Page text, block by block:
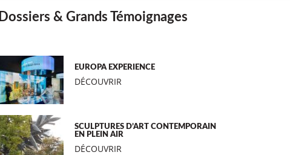
Dossiers & Grands Témoignages
EUROPA EXPERIENCE
DÉCOUVRIR
SCULPTURES D’ART CONTEMPORAIN
EN PLEIN AIR
DÉCOUVRIR